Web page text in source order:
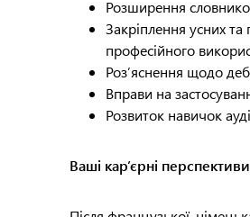
Розширення
Закріплення усних
професійного
Роз’яснення щодо
Вправи на
Розвиток навичок
Ваші кар’єрні